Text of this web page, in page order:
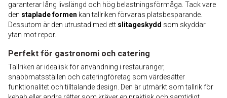
garanterar lång livslängd och hög belastningsförmåga. Tack vare
den staplade formen kan tallriken förvaras platsbesparande.
Dessutom är den utrustad med ett slitageskydd som skyddar
ytan mot repor.
Perfekt för gastronomi och catering
Tallriken är idealisk för användning i restauranger,
snabbmatsställen och cateringföretag som värdesätter
funktionalitet och tilltalande design. Den är utmärkt som tallrik för